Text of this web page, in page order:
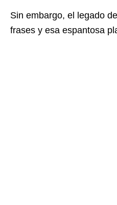
Sin embargo, el legado
frases y esa espantosa